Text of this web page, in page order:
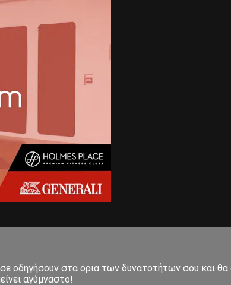
οδηγήσουν στα όρια των δυνατοτήτων σου και
αγύμναστο!